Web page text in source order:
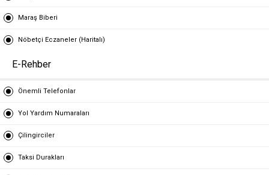
Maraş Biberi
Nöbetçi Eczaneler (Haritalı)
E-Rehber
Önemli Telefonlar
Yol Yardım Numaraları
Çilingirciler
Taksi Durakları